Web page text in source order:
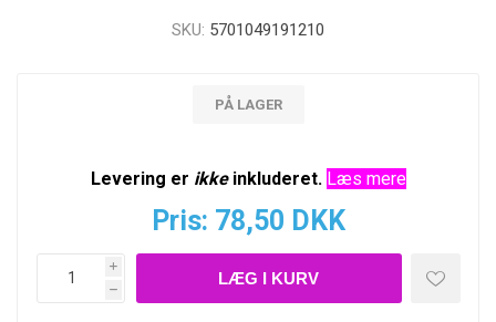
SKU: 5701049191210
PÅ LAGER
Levering er ikkeinkluderet. Læs mere
Pris: 78,50 DKK
i
h